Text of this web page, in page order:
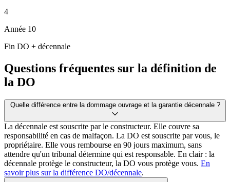
4
Année 10
Fin DO + décennale
Questions fréquentes sur la définition de
la DO
Quelle différence entre la dommage ouvrage et la garantie décennale ?
La décennale est souscrite par le constructeur. Elle couvre sa
responsabilité en cas de malfaçon. La DO est souscrite par vous, le
propriétaire. Elle vous rembourse en 90 jours maximum, sans
attendre qu'un tribunal détermine qui est responsable. En clair : la
décennale protège le constructeur, la DO vous protège vous. En
savoir plus sur la différence DO/décennale.